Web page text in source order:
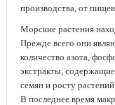
производства, от
Морские растения
Прежде всего они
количество азота,
экстракты,
семян и росту
В последнее время